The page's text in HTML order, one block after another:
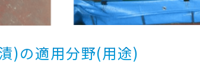
)の適用分野(用途)